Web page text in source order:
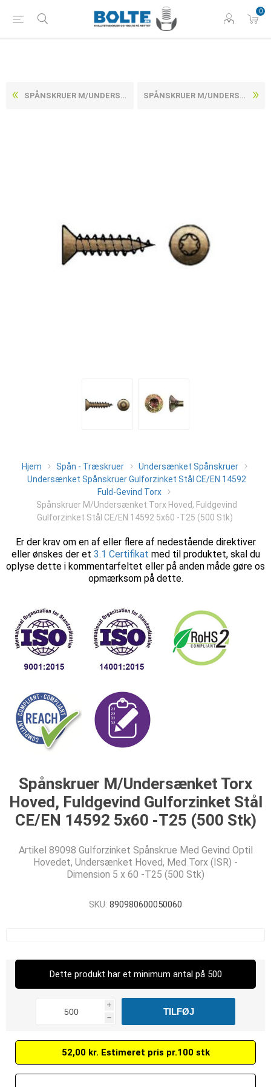
0
SPÅNSKRUER M/UNDERSÆNKET TORX HOVED, FULDGEVIND GULFORZINKET STÅL CE/EN 14592 5X50 -T25 (500 STK) SPÅNSKRUER M/UNDERSÆNKET TORX HOVED, FULDGEVIND GULFORZINKET STÅL CE/EN 14592 6X40 -T30 (500 STK)
Hjem Spån - Træskruer
Undersænket Spånskruer
Undersænket Spånskruer Gulforzinket Stål CE/EN 14592
Fuld-Gevind Torx
Spånskruer M/Undersænket Torx Hoved, Fuldgevind
Gulforzinket Stål CE/EN 14592 5x60 -T25 (500 Stk)
Er der krav om en af eller flere af nedestående direktiver
eller ønskes der et 3.1 Certifikat med til produktet, skal du
oplyse dette i kommentarfeltet eller på anden måde gøre os
opmærksom på dette.
Spånskruer M/Undersænket Torx
Hoved, Fuldgevind Gulforzinket Stål
CE/EN 14592 5x60 -T25 (500 Stk)
Artikel 89098 Gulforzinket Spånskrue Med Gevind Optil
Hovedet, Undersænket Hoved, Med Torx (ISR) -
Dimension 5 x 60 -T25 (500 Stk)
SKU: 890980600050060
Dette produkt har et minimum antal på 500
i
h
52,00 kr. Estimeret pris pr.100 stk